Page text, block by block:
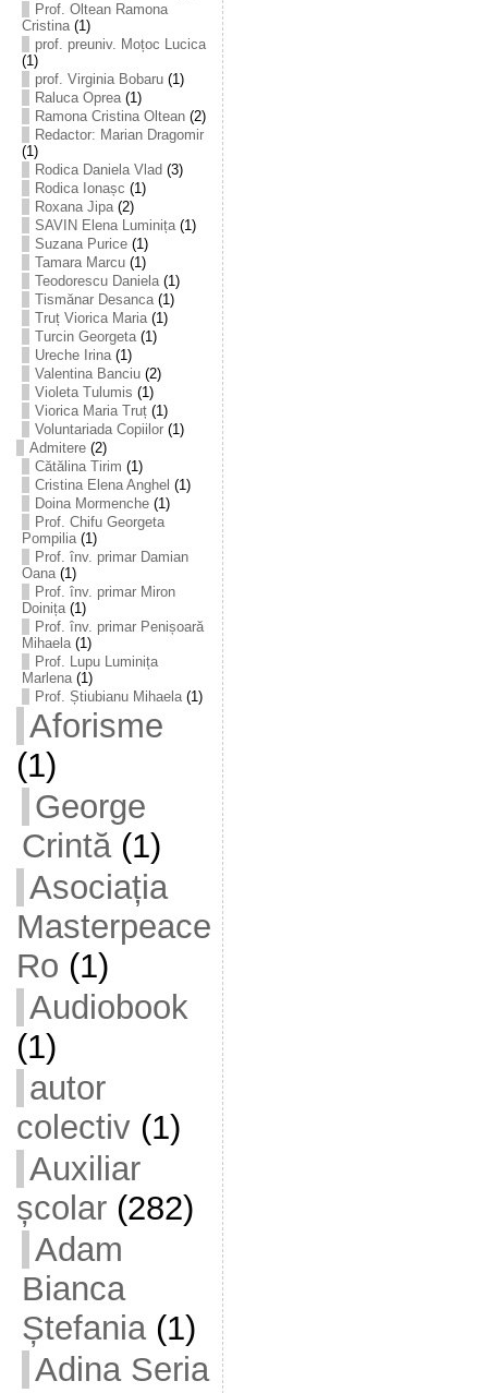
Prof. Oltean Ramona
Cristina(1)
prof. preuniv. Moțoc Lucica
(1)
prof. Virginia Bobaru(1)
Raluca Oprea(1)
Ramona Cristina Oltean(2)
Redactor: Marian Dragomir
(1)
Rodica Daniela Vlad (3)
Rodica Ionașc (1)
Roxana Jipa(2)
SAVIN Elena Luminița(1)
Suzana Purice(1)
Tamara Marcu(1)
Teodorescu Daniela(1)
Tismănar Desanca(1)
Truț Viorica Maria(1)
Turcin Georgeta(1)
Ureche Irina(1)
Valentina Banciu(2)
Violeta Tulumis (1)
Viorica Maria Truț(1)
Voluntariada Copiilor(1)
Admitere(2)
Cătălina Tirim (1)
Cristina Elena Anghel (1)
Doina Mormenche(1)
Prof. Chifu Georgeta
Pompilia(1)
Prof. înv. primar Damian
Oana(1)
Prof. înv. primar Miron
Doinița(1)
Prof. înv. primar Penișoară
Mihaela(1)
Prof. Lupu Luminița
Marlena(1)
Prof. Știubianu Mihaela(1)
Aforisme
(1)
George
Crintă(1)
Asociația
Masterpeace
Ro (1)
Audiobook
(1)
autor
colectiv(1)
Auxiliar
școlar(282)
Adam
Bianca
Ștefania(1)
Adina Seria